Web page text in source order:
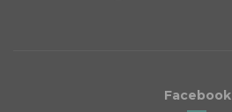
Facebook